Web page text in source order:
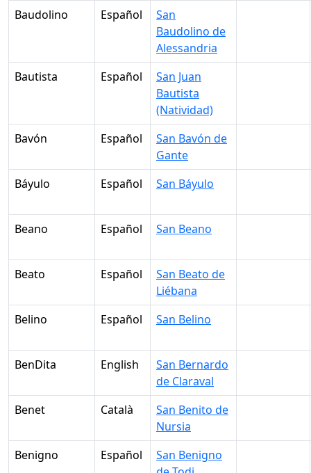
Baudolino
Español
San
Baudolino de
Alessandria
Bautista
Español
San Juan
Bautista
(Natividad)
Bavón
Español
San Bavón de
Gante
Báyulo
Español San Báyulo
Beano Español San Beano
Beato Español
San Beato de
Liébana
Belino
Español San Belino
BenDita English
San Bernardo
de Claraval
Benet
Català
San Benito de
Nursia
Benigno
Español
San Benigno